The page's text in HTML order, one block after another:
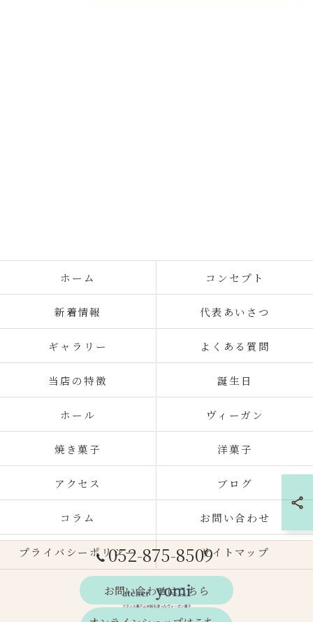
052-875-8509
お問い合わせはこちら
ホーム コンセプト
新着情報 代表あいさつ
ギャラリー よくある質問
当店の特徴 誕生日
ホール ヴィーガン
焼き菓子 洋菓子
アクセス ブログ
コラム お問い合わせ
プライバシーポリシー サイトマップ